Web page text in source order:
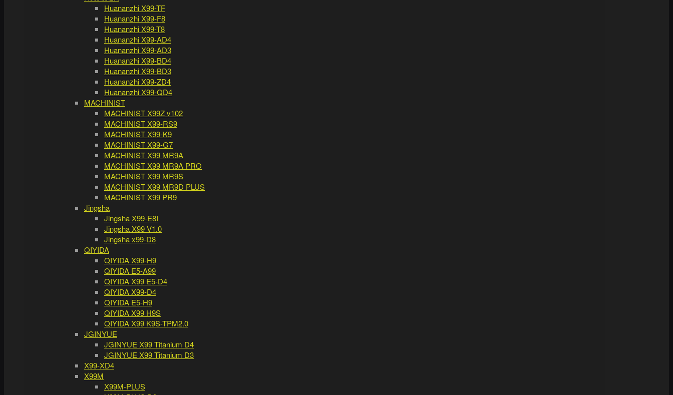
Huananzhi X99-TF
Huananzhi X99-F8
Huananzhi X99-T8
Huananzhi X99-AD4
Huananzhi X99-AD3
Huananzhi X99-BD4
Huananzhi X99-BD3
Huananzhi X99-ZD4
Huananzhi X99-QD4
MACHINIST
MACHINIST X99Z v102
MACHINIST X99-RS9
MACHINIST X99-K9
MACHINIST X99-G7
MACHINIST X99 MR9A
MACHINIST X99 MR9A PRO
MACHINIST X99 MR9S
MACHINIST X99 MR9D PLUS
MACHINIST X99 PR9
Jingsha
Jingsha X99-E8I
Jingsha X99 V1.0
Jingsha x99-D8
QIYIDA
QIYIDA X99-H9
QIYIDA E5-A99
QIYIDA X99 E5-D4
QIYIDA X99-D4
QIYIDA E5-H9
QIYIDA X99 H9S
QIYIDA X99 K9S-TPM2.0
JGINYUE
JGINYUE X99 Titanium D4
JGINYUE X99 Titanium D3
X99-XD4
X99M
X99M-PLUS